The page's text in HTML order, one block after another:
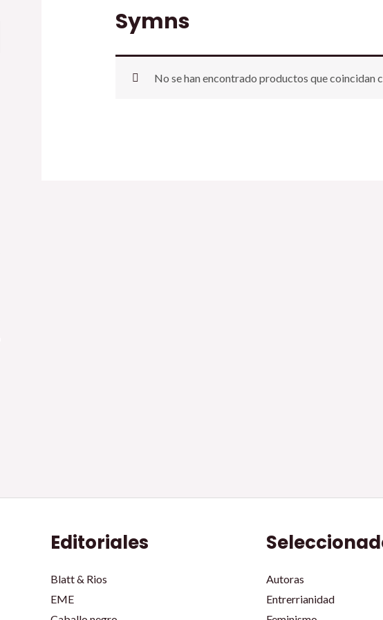
Symns
No se han encontrado productos que coincidan
Editoriales
Blatt & Rios
EME
Autoras
Entrerrianidad